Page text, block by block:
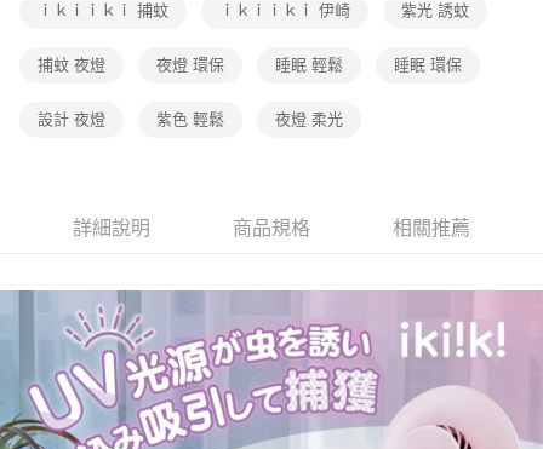
ｉｋｉｉｋｉ 捕蚊 ｉｋｉｉｋｉ 伊崎 紫光 誘蚊
捕蚊 夜燈 夜燈 環保 睡眠 輕鬆 睡眠 環保
設計 夜燈 紫色 輕鬆 夜燈 柔光
詳細說明 商品規格 相關推薦